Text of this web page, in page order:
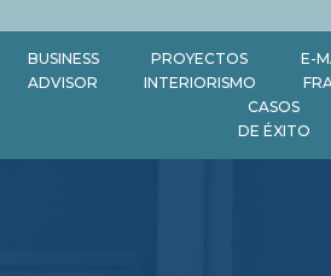
BUSINESS
ADVISOR
PROYECTOS
INTERIORISMO
E-
CASOS
DE ÉXITO